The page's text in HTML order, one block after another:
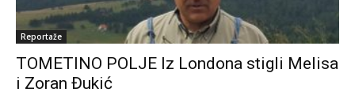
Reportaže
TOMETINO POLJE Iz Londona stigli Melisa
i Zoran Đukić